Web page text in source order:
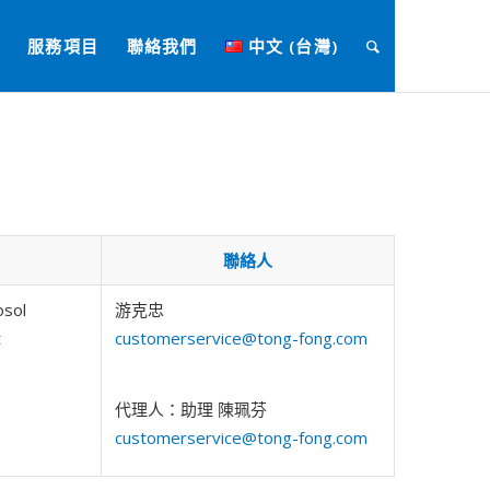
服務項目 聯絡我們 中文 (台灣)
聯絡人
游克忠
customerservice@tong-fong.com
代理人：助理 陳珮芬
customerservice@tong-fong.com